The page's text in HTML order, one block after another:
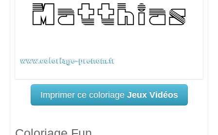
Imprimer ce coloriage Jeux Vidéos